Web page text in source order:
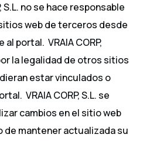
S.L. no se hace responsable
web de terceros desde
portal. VRAIA CORP,
la legalidad de otros sitios
estar vinculados o
VRAIA CORP, S.L. se
cambios en el sitio web
de mantener actualizada su